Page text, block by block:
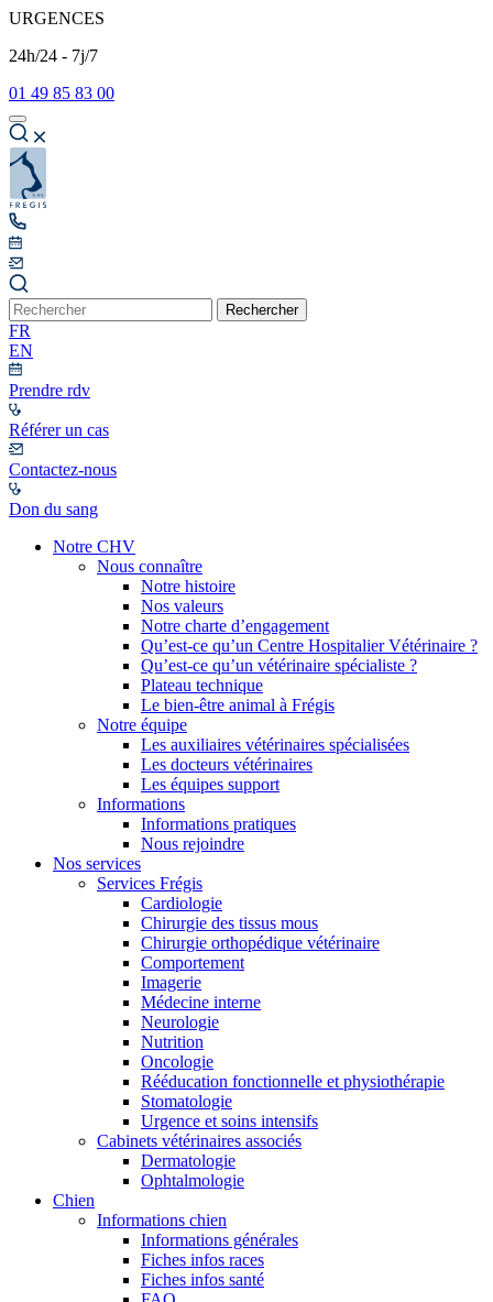
URGENCES
24h/24 - 7j/7
01 49 85 83 00
Rechercher
FR
EN
Prendre rdv
Référer un cas
Contactez-nous
Don du sang
Notre CHV
Nous connaître
Notre histoire
Nos valeurs
Notre charte d’engagement
Qu’est-ce qu’un Centre Hospitalier Vétérinaire ?
Qu’est-ce qu’un vétérinaire spécialiste ?
Plateau technique
Le bien-être animal à Frégis
Notre équipe
Les auxiliaires vétérinaires spécialisées
Les docteurs vétérinaires
Les équipes support
Informations
Informations pratiques
Nous rejoindre
Nos services
Services Frégis
Cardiologie
Chirurgie des tissus mous
Chirurgie orthopédique vétérinaire
Comportement
Imagerie
Médecine interne
Neurologie
Nutrition
Oncologie
Rééducation fonctionnelle et physiothérapie
Stomatologie
Urgence et soins intensifs
Cabinets vétérinaires associés
Dermatologie
Ophtalmologie
Chien
Informations chien
Informations générales
Fiches infos races
Fiches infos santé